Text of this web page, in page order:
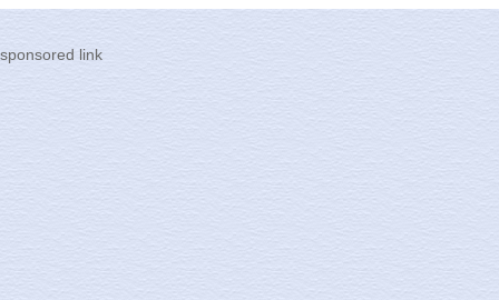
sponsored link